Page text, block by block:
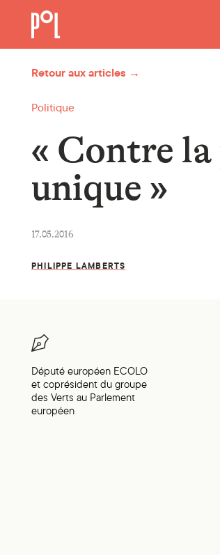
Retour aux articles →
Politique
« Contre la
unique »
17.05.2016
PHILIPPE LAMBERTS
Député européen ECOLO
et coprésident du groupe
des Verts au Parlement
européen